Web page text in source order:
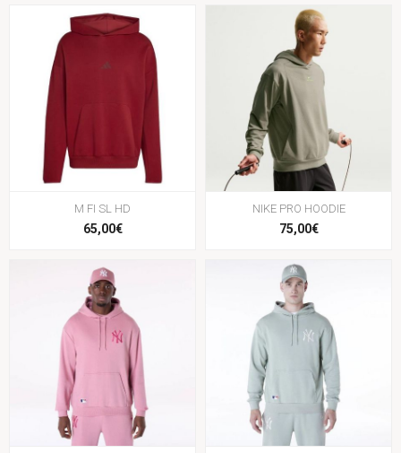
M FI SL HD
65,00€
NIKE PRO HOODIE
75,00€